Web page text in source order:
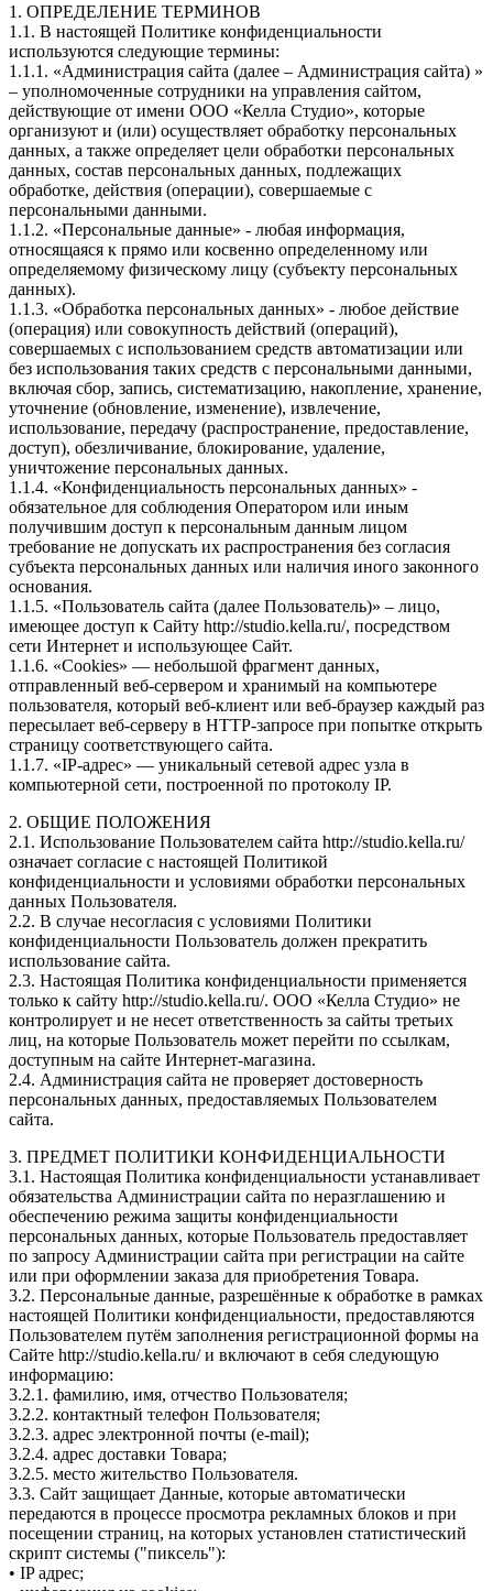
1. ОПРЕДЕЛЕНИЕ ТЕРМИНОВ
1.1. В настоящей Политике конфиденциальности
используются следующие термины:
1.1.1. «Администрация сайта (далее – Администрация сайта) »
– уполномоченные сотрудники на управления сайтом,
действующие от имени ООО «Келла Студио», которые
организуют и (или) осуществляет обработку персональных
данных, а также определяет цели обработки персональных
данных, состав персональных данных, подлежащих
обработке, действия (операции), совершаемые с
персональными данными.
1.1.2. «Персональные данные» - любая информация,
относящаяся к прямо или косвенно определенному или
определяемому физическому лицу (субъекту персональных
данных).
1.1.3. «Обработка персональных данных» - любое действие
(операция) или совокупность действий (операций),
совершаемых с использованием средств автоматизации или
без использования таких средств с персональными данными,
включая сбор, запись, систематизацию, накопление, хранение,
уточнение (обновление, изменение), извлечение,
использование, передачу (распространение, предоставление,
доступ), обезличивание, блокирование, удаление,
уничтожение персональных данных.
1.1.4. «Конфиденциальность персональных данных» -
обязательное для соблюдения Оператором или иным
получившим доступ к персональным данным лицом
требование не допускать их распространения без согласия
субъекта персональных данных или наличия иного законного
основания.
1.1.5. «Пользователь сайта (далее Пользователь)» – лицо,
имеющее доступ к Сайту http://studio.kella.ru/, посредством
сети Интернет и использующее Сайт.
1.1.6. «Cookies» — небольшой фрагмент данных,
отправленный веб-сервером и хранимый на компьютере
пользователя, который веб-клиент или веб-браузер каждый раз
пересылает веб-серверу в HTTP-запросе при попытке открыть
страницу соответствующего сайта.
1.1.7. «IP-адрес» — уникальный сетевой адрес узла в
компьютерной сети, построенной по протоколу IP.
2. ОБЩИЕ ПОЛОЖЕНИЯ
2.1. Использование Пользователем сайта http://studio.kella.ru/
означает согласие с настоящей Политикой
конфиденциальности и условиями обработки персональных
данных Пользователя.
2.2. В случае несогласия с условиями Политики
конфиденциальности Пользователь должен прекратить
использование сайта.
2.3. Настоящая Политика конфиденциальности применяется
только к сайту http://studio.kella.ru/. ООО «Келла Студио» не
контролирует и не несет ответственность за сайты третьих
лиц, на которые Пользователь может перейти по ссылкам,
доступным на сайте Интернет-магазина.
2.4. Администрация сайта не проверяет достоверность
персональных данных, предоставляемых Пользователем
сайта.
3. ПРЕДМЕТ ПОЛИТИКИ КОНФИДЕНЦИАЛЬНОСТИ
3.1. Настоящая Политика конфиденциальности устанавливает
обязательства Администрации сайта по неразглашению и
обеспечению режима защиты конфиденциальности
персональных данных, которые Пользователь предоставляет
по запросу Администрации сайта при регистрации на сайте
или при оформлении заказа для приобретения Товара.
3.2. Персональные данные, разрешённые к обработке в рамках
настоящей Политики конфиденциальности, предоставляются
Пользователем путём заполнения регистрационной формы на
Сайте http://studio.kella.ru/ и включают в себя следующую
информацию:
3.2.1. фамилию, имя, отчество Пользователя;
3.2.2. контактный телефон Пользователя;
3.2.3. адрес электронной почты (e-mail);
3.2.4. адрес доставки Товара;
3.2.5. место жительство Пользователя.
3.3. Сайт защищает Данные, которые автоматически
передаются в процессе просмотра рекламных блоков и при
посещении страниц, на которых установлен статистический
скрипт системы ("пиксель"):
• IP адрес;